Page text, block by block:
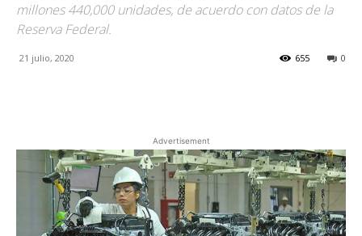
millones 440,000 unidades, de acuerdo con datos de la
Reserva Federal.
21 julio, 2020 0
655
Advertisement